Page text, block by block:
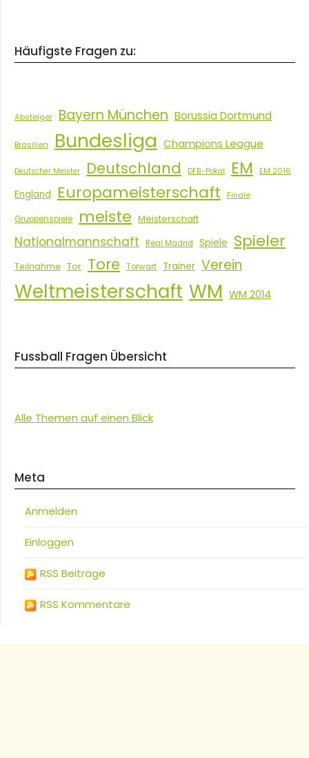
Häufigste Fragen zu:
Absteiger Bayern München Borussia Dortmund
Brasilien Bundesliga Champions League
Deutscher Meister Deutschland DFB-Pokal EM EM 2016
England Europameisterschaft Finale
Gruppenspiele meiste Meisterschaft
Nationalmannschaft Real Madrid Spiele Spieler
Teilnahme Tor Tore Torwart Trainer Verein
Weltmeisterschaft WM WM 2014
Fussball Fragen Übersicht
Alle Themen auf einen Blick
Meta
Anmelden
Einloggen
RSS Beiträge
RSS Kommentare